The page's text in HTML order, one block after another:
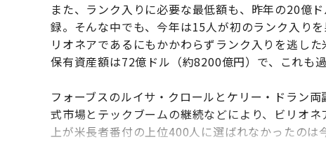
また、ランク入りに必要な最低額も、昨年の20億
録。そんな中でも、今年は15人が初のランク入り
リオネアであるにもかかわらずランク入りを逃し
保有資産額は72億ドル（約8200億円）で、これも過
フォーブスのルイサ・クロールとケリー・ドラン
式市場とテックブームの継続などにより、ビリオ
上が米長者番付の上位400人に選ばれなかったのは